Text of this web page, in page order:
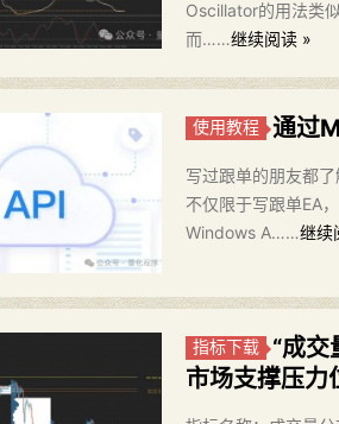
Oscillator的用法类
而……继续阅读 »
使用教程 通过
写过跟单的朋友都
不仅限于写跟单EA
Windows A……继续
指标下载
“成
市场支撑压力